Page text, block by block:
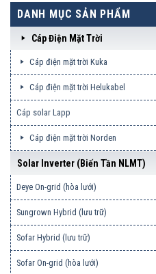
DANH MỤC SẢN PHẨM
Cáp Điện Mặt Trời
Cáp điện mặt trời Kuka
Cáp điện mặt trời Helukabel
Cáp solar Lapp
Cáp điện mặt trời Norden
Solar Inverter (biến Tần NLMT)
Deye On-grid (hòa lưới)
Sungrown Hybrid (lưu trữ)
Sofar Hybrid (lưu trữ)
Sofar On-grid (hòa lưới)